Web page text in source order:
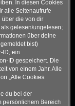
In diesen Cookies
alle Seitenaufrufe
über die von dir
gelesen/ungelesen;
über deine
bist)
ID, ein
ID gespeichert. Die
von einem Jahr. Alle
„Alle Cookies
du bei der
persönlichem Bereich